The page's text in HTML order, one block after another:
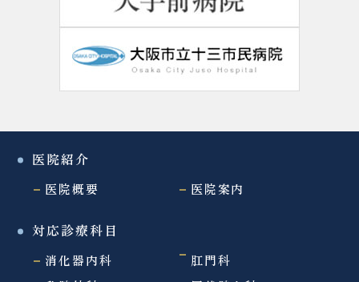
医院紹介
医院概要 医院案内
対応診療科目
消化器内科
肛門科